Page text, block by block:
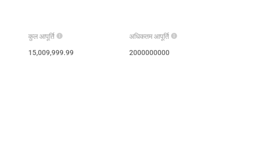
कुल आपूर्ति
15,009,999.99
अधिकतम आपूर्ति
2000000000